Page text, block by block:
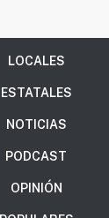
LOCALES
ESTATALES
NOTICIAS
PODCAST
OPINIÓN